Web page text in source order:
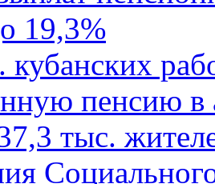
19,3%
кубанских
пенсию в
тыс.